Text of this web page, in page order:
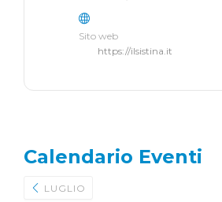
Sito web
https://ilsistina.it
Calendario Eventi
LUGLIO